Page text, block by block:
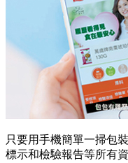
只要用手機簡單一掃包
標示和檢驗報告等所有